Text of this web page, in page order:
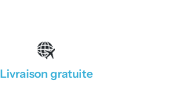
Livraison gratuite